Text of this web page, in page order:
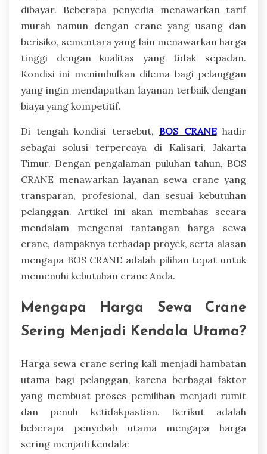
dibayar. Beberapa penyedia menawarkan tarif
murah namun dengan crane yang usang dan
berisiko, sementara yang lain menawarkan harga
tinggi dengan kualitas yang tidak sepadan.
Kondisi ini menimbulkan dilema bagi pelanggan
yang ingin mendapatkan layanan terbaik dengan
biaya yang kompetitif.
Di tengah kondisi tersebut, BOS CRANEhadir
sebagai solusi terpercaya di Kalisari, Jakarta
Timur. Dengan pengalaman puluhan tahun, BOS
CRANE menawarkan layanan sewa crane yang
transparan, profesional, dan sesuai kebutuhan
pelanggan. Artikel ini akan membahas secara
mendalam mengenai tantangan harga sewa
crane, dampaknya terhadap proyek, serta alasan
mengapa BOS CRANE adalah pilihan tepat untuk
memenuhi kebutuhan crane Anda.
Mengapa Harga Sewa Crane
Sering Menjadi Kendala Utama?
Harga sewa crane sering kali menjadi hambatan
utama bagi pelanggan, karena berbagai faktor
yang membuat proses pemilihan menjadi rumit
dan penuh ketidakpastian. Berikut adalah
beberapa penyebab utama mengapa harga
sering menjadi kendala: